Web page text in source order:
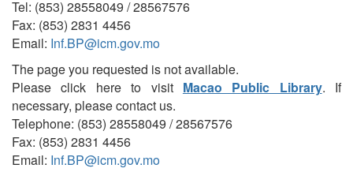
Tel: (853) 28558049 / 28567576
Fax: (853) 2831 4456
Email: Inf.BP@icm.gov.mo
The page you requested is not available.
Please click here to visit Macao Public Library. If
necessary, please contact us.
Telephone: (853) 28558049 / 28567576
Fax: (853) 2831 4456
Email: Inf.BP@icm.gov.mo